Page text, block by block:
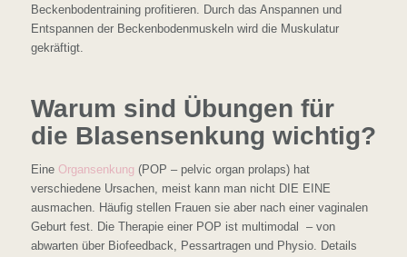
Beckenbodentraining profitieren. Durch das Anspannen und
Entspannen der Beckenbodenmuskeln wird die Muskulatur
gekräftigt.
Warum sind Übungen für
die Blasensenkung wichtig?
Eine Organsenkung (POP – pelvic organ prolaps) hat
verschiedene Ursachen, meist kann man nicht DIE EINE
ausmachen. Häufig stellen Frauen sie aber nach einer vaginalen
Geburt fest. Die Therapie einer POP ist multimodal – von
abwarten über Biofeedback, Pessartragen und Physio. Details